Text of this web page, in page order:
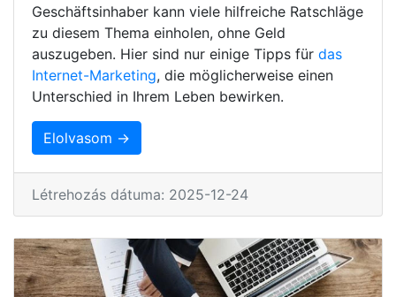
Geschäftsinhaber kann viele hilfreiche Ratschläge
zu diesem Thema einholen, ohne Geld
auszugeben. Hier sind nur einige Tipps für das
Internet-Marketing, die möglicherweise einen
Unterschied in Ihrem Leben bewirken.
Elolvasom →
Létrehozás dátuma: 2025-12-24